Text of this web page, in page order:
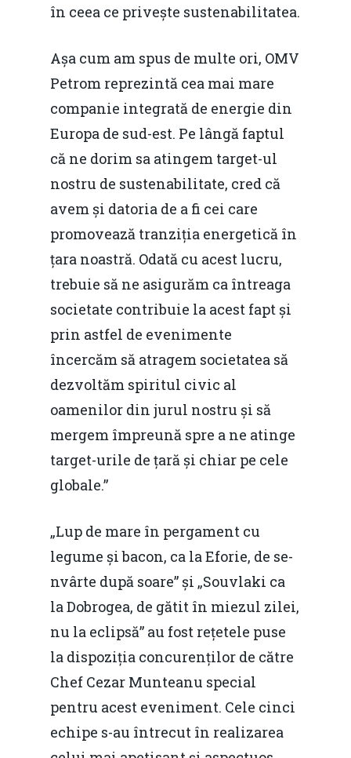
în ceea ce privește sustenabilitatea.
Așa cum am spus de multe ori, OMV
Petrom reprezintă cea mai mare
companie integrată de energie din
Europa de sud-est. Pe lângă faptul
că ne dorim sa atingem target-ul
nostru de sustenabilitate, cred că
avem și datoria de a fi cei care
promovează tranziția energetică în
țara noastră. Odată cu acest lucru,
trebuie să ne asigurăm ca întreaga
societate contribuie la acest fapt și
prin astfel de evenimente
încercăm să atragem societatea să
dezvoltăm spiritul civic al
oamenilor din jurul nostru și să
mergem împreună spre a ne atinge
target-urile de țară și chiar pe cele
globale.”
„Lup de mare în pergament cu
legume și bacon, ca la Eforie, de se-
nvârte după soare” și „Souvlaki ca
la Dobrogea, de gătit în miezul zilei,
nu la eclipsă” au fost rețetele puse
la dispoziția concurenților de către
Chef Cezar Munteanu special
pentru acest eveniment. Cele cinci
echipe s-au întrecut în realizarea
Home
Noutăți
Despre